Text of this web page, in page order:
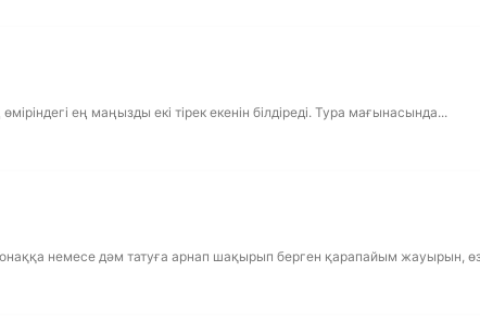
ең маңызды екі тірек екенін білдіреді. Тура мағынасында...
немесе дәм татуға арнап шақырып берген қарапайым жауырын,